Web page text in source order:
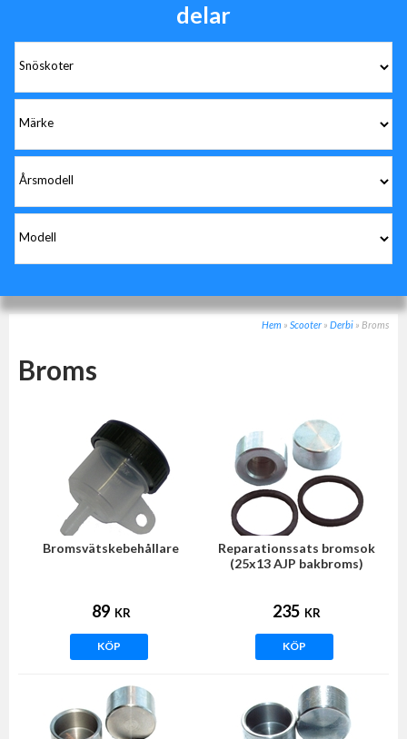
delar
Hem » Scooter » Derbi » Broms
Broms
Bromsvätskebehållare
89 KR
KÖP
Reparationssats bromsok
(25x13 AJP bakbroms)
235 KR
KÖP